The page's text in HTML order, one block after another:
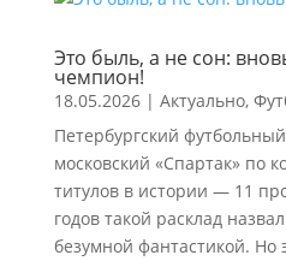
Это быль, а не сон:
чемпион!
18.05.2026| Актуально,
Петербургский
московский «Спартак» по
титулов в истории — 11
годов такой расклад
безумной фантастикой. Но